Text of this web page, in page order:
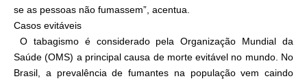
se as pessoas não fumassem”, acentua.
Casos evitáveis
O tabagismo é considerado pela Organização Mundial da
Saúde (OMS) a principal causa de morte evitável no mundo. No
Brasil, a prevalência de fumantes na população vem caindo